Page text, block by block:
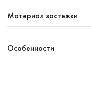
Материал застежки
Особенности